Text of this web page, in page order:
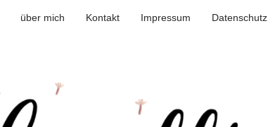
über mich Kontakt Impressum Datenschutz